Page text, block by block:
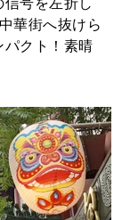
華街へ抜けら
パクト！素晴